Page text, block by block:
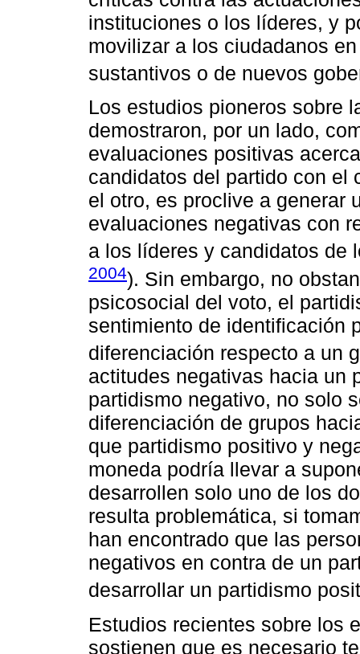
instituciones o los líderes, y
movilizar a los ciudadanos
sustantivos o de nuevos
Los estudios pioneros sobre
demostraron, por un lado,
evaluaciones positivas
candidatos del partido con el
el otro, es proclive a generar
evaluaciones negativas con
a los líderes y candidatos de
2004). Sin embargo, no
psicosocial del voto, el
sentimiento de identificación
diferenciación respecto a un
actitudes negativas hacia un
partidismo negativo, no solo
diferenciación de grupos
que partidismo positivo y
moneda podría llevar a
desarrollen solo uno de los
resulta problemática, si
han encontrado que las
negativos en contra de un
desarrollar un partidismo
Estudios recientes sobre los
sostienen que es necesario